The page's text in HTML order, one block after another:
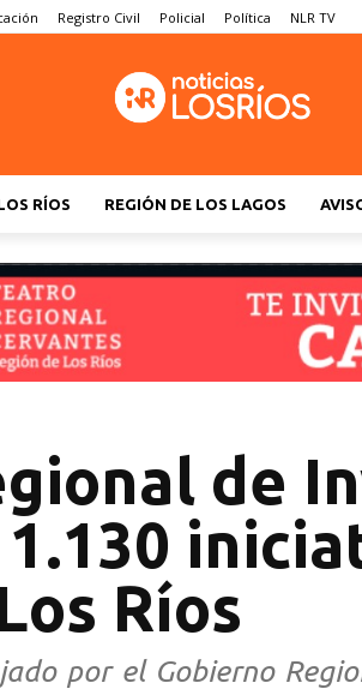
Registro Civil Policial Política NLR TV
RÍOS REGIÓN DE LOS LAGOS
de
Ríos
por el Gobierno